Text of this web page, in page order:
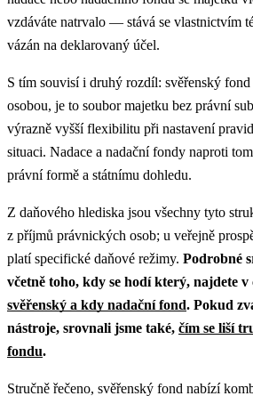
vzdáváte natrvalo — stává se vlastnictvím
vázán na deklarovaný účel.
S tím souvisí i druhý rozdíl: svěřenský
osobou, je to soubor majetku bez právní
výrazně vyšší flexibilitu při nastavení
situaci. Nadace a nadační fondy naproti
právní formě a státnímu dohledu.
Z daňového hlediska jsou všechny tyto
z příjmů právnických osob; u veřejně
platí specifické daňové režimy. Podrobné
včetně toho, kdy se hodí který, najdete v
svěřenský a kdy nadační fond. Pokud
nástroje, srovnali jsme také, čím se liší
fondu.
Stručně řečeno, svěřenský fond nabízí